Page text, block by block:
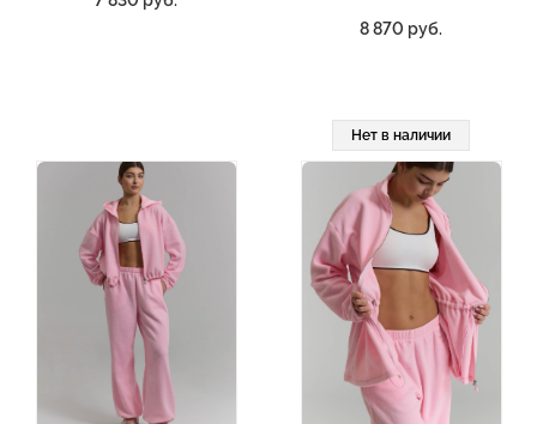
8 870 руб.
Нет в наличии